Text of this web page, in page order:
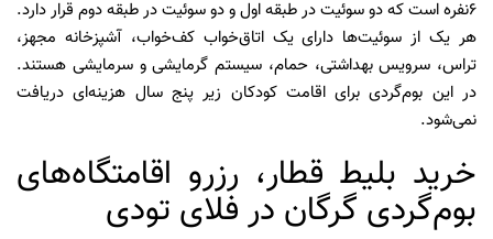
6نفره است که دو سوئیت در طبقه اول و دو سوئیت در طبقه دوم قرار دارد.
هر یک از سوئیت‌ها دارای یک اتاق‌خواب کف‌خواب، آشپزخانه مجهز،
تراس، سرویس بهداشتی، حمام، سیستم گرمایشی و سرمایشی هستند.
در این بوم‌گردی برای اقامت کودکان زیر پنج سال هزینه‌ای دریافت
نمی‌شود.
خرید بلیط قطار، رزرو اقامتگاه‌های
بوم‌گردی گرگان در فلای تودی